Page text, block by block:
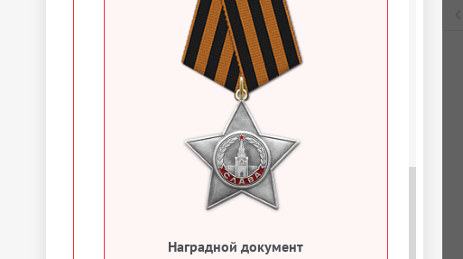
Наградной документ